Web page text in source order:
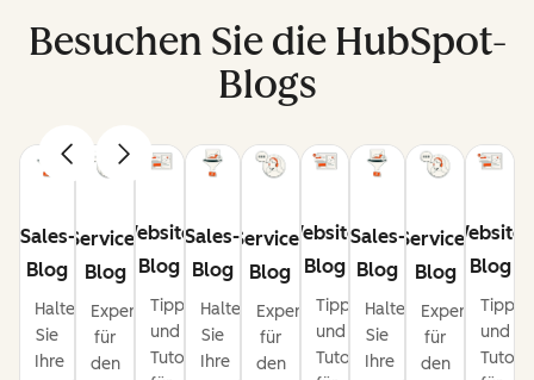
Besuchen Sie die HubSpot-
Blogs
Sales-
Blog
Halten
Sie
Ihre
Service-
Blog
Expertentipps
für
den
Website-
Blog
Tipps
und
Tutorials
Sales-
Blog
Halten
Sie
Ihre
Service-
Blog
Expertentipps
für
den
Website-
Blog
Tipps
und
Tutorials
Sales-
Blog
Halten
Sie
Ihre
Service-
Blog
Expertentipps
für
den
Website-
Blog
Tipps
und